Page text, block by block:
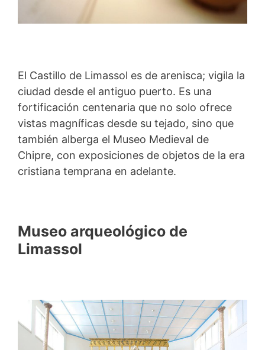
El Castillo de Limassol es de arenisca; vigila la
ciudad desde el antiguo puerto. Es una
fortificación centenaria que no solo ofrece
vistas magníficas desde su tejado, sino que
también alberga el Museo Medieval de
Chipre, con exposiciones de objetos de la era
cristiana temprana en adelante.
Museo arqueológico de
Limassol